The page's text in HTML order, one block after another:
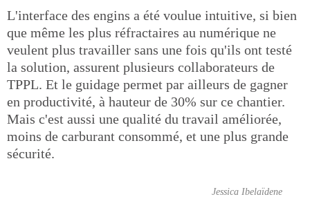
L'interface des engins a été voulue intuitive, si bien
que même les plus réfractaires au numérique ne
veulent plus travailler sans une fois qu'ils ont testé
la solution, assurent plusieurs collaborateurs de
TPPL. Et le guidage permet par ailleurs de gagner
en productivité, à hauteur de 30% sur ce chantier.
Mais c'est aussi une qualité du travail améliorée,
moins de carburant consommé, et une plus grande
sécurité.
Jessica Ibelaïdene